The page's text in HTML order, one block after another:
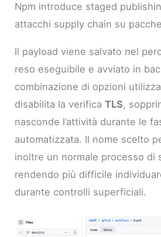
Npm introduce staged
attacchi supply chain su
Il payload viene salvato nel
reso eseguibile e avviato in
combinazione di opzioni
disabilita la verificaTLS,
nasconde l’attività durante le
automatizzata. Il nome scelto
inoltre un normale processo di
rendendo più difficile
durante controlli superficiali.